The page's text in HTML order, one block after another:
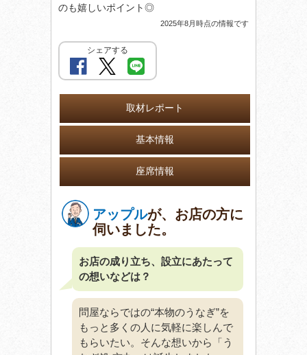
のも嬉しいポイント◎
2025年8月時点の情報です
シェアする
取材レポート
基本情報
座席情報
アップルが、お店の方に
伺いました。
お店の成り立ち、設立にあたって
の想いなどは？
問屋ならではの“本物のうなぎ”を
もっと多くの人に気軽に楽しんで
もらいたい。そんな想いから「う